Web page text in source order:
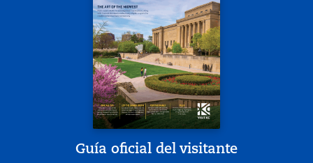
Guía oficial del visitante